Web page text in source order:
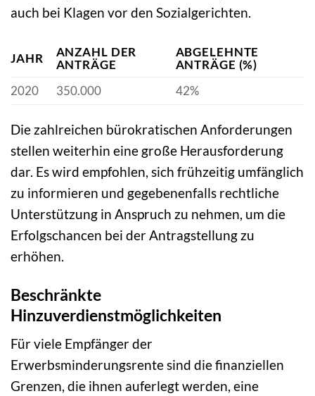
auch bei Klagen vor den Sozialgerichten.
JAHR
ANZAHL DER
ANTRÄGE
ABGELEHNTE
ANTRÄGE (%)
2020
350.000 42%
Die zahlreichen bürokratischen Anforderungen
stellen weiterhin eine große Herausforderung
dar. Es wird empfohlen, sich frühzeitig umfänglich
zu informieren und gegebenenfalls rechtliche
Unterstützung in Anspruch zu nehmen, um die
Erfolgschancen bei der Antragstellung zu
erhöhen.
Beschränkte
Hinzuverdienstmöglichkeiten
Für viele Empfänger der
Erwerbsminderungsrente sind die finanziellen
Grenzen, die ihnen auferlegt werden, eine